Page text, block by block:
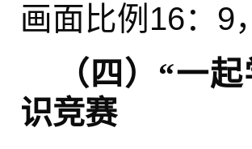
画面比例16：9
（四）“一
识竞赛